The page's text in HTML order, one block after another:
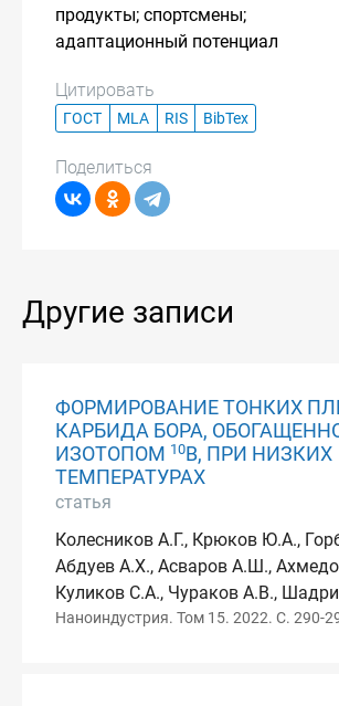
продукты; спортсмены;
адаптационный потенциал
Цитировать
ГОСТ MLA RIS BibTex
Поделиться
Другие записи
ФОРМИРОВАНИЕ ТОНКИХ
КАРБИДА БОРА,
ИЗОТОПОМ 10 B, ПРИ НИЗКИХ
ТЕМПЕРАТУРАХ
статья
Колесников А.Г., Крюков Ю.А.,
Абдуев А.Х., Асваров А.Ш.,
Куликов С.А., Чураков А.В.,
Наноиндустрия. Том 15. 2022. С. 290-